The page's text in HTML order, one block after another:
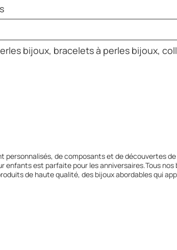
bijoux, bracelets à perles bijoux,
personnalisés, de composants et de découvertes
est parfaite pour les anniversaires.Tous
de haute qualité, des bijoux abordables qui